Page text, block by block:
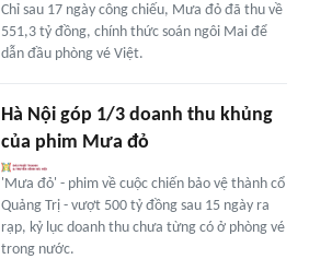
Chỉ sau 17 ngày công chiếu, Mưa đỏ đã thu về
551,3 tỷ đồng, chính thức soán ngôi Mai để
dẫn đầu phòng vé Việt.
Hà Nội góp 1/3 doanh thu khủng
của phim Mưa đỏ
'Mưa đỏ' - phim về cuộc chiến bảo vệ thành cổ
Quảng Trị - vượt 500 tỷ đồng sau 15 ngày ra
rạp, kỷ lục doanh thu chưa từng có ở phòng vé
trong nước.